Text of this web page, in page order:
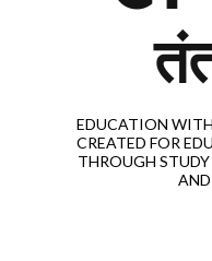
EDUCATION
CREATED FOR
THROUGH